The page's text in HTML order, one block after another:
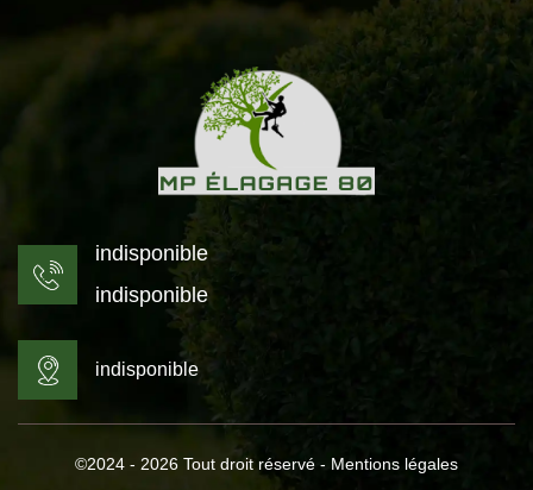
indisponible
indisponible
indisponible
©2024 - 2026 Tout droit réservé - Mentions légales